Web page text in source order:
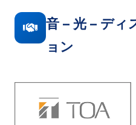
音 – 光 – ディ
ョン